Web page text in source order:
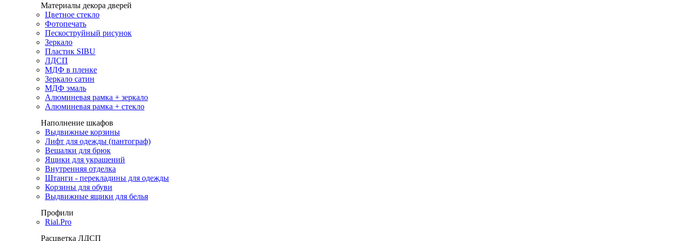
Материалы декора дверей
Цветное стекло
Фотопечать
Пескоструйный рисунок
Зеркало
Пластик SIBU
ЛДСП
МДФ в пленке
Зеркало сатин
МДФ эмаль
Алюминевая рамка + зеркало
Алюминевая рамка + стекло
Наполнение шкафов
Выдвижные корзины
Лифт для одежды (пантограф)
Вешалки для брюк
Ящики для украшений
Внутренняя отделка
Штанги - перекладины для одежды
Корзины для обуви
Выдвижные ящики для белья
Профили
Rial.Pro
Расцветка ЛДСП